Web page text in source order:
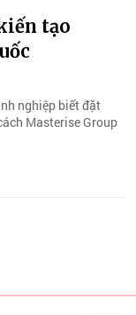
tạo
nghiệp biết đặt
Masterise Group